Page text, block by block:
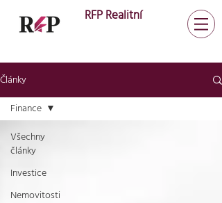
RFP Realitní
Články
Všechny
články
Investice
Nemovitosti
Finance